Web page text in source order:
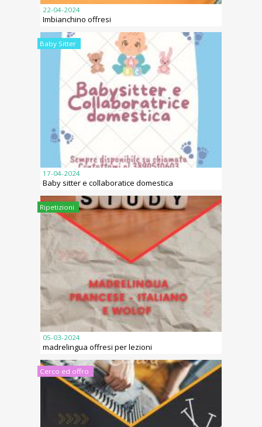
22-04-2024
Imbianchino offresi
Baby Sitter
17-04-2024
Baby sitter e collaboratice domestica
Ripetizioni
05-03-2024
madrelingua offresi per lezioni
Cerco ed offro